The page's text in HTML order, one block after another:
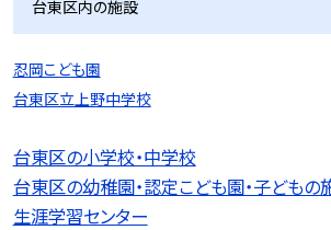
台東区内の施設
忍岡こども園
台東区立上野中学校
台東区の小学校・中学校
台東区の幼稚園・認定こども園・子どもの
生涯学習センター